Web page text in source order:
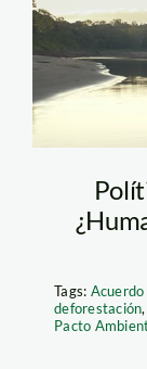
Tags:
deforestación,
Pacto